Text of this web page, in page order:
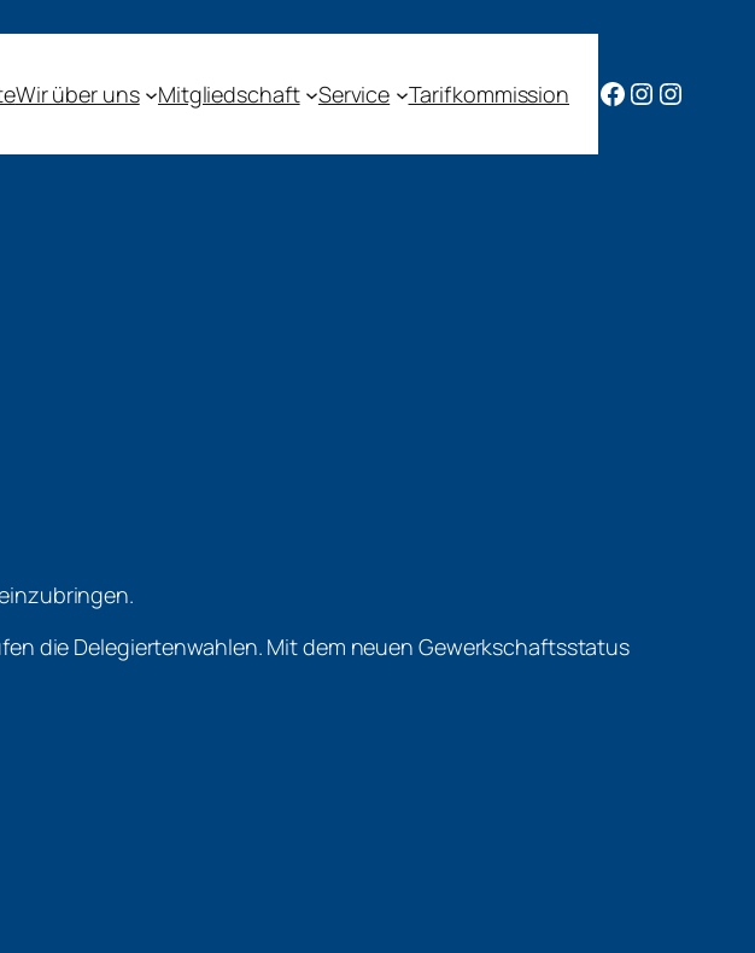
Wir über uns Mitgliedschaft Service Tarifkommission Facebook
Instagram
die Delegiertenwahlen. Mit dem neuen Gewerkschaftsstatus